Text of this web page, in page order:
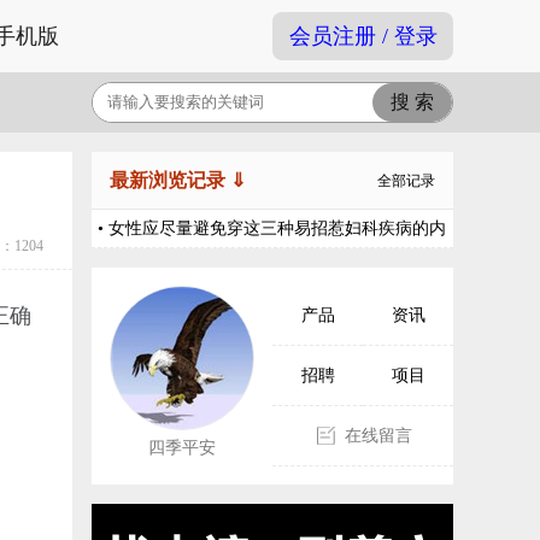
机版 会员注册 / 登录
1204
确
最新浏览记录 ⇓ 全部记录
• 女性应尽量避免穿这三种易招惹妇科疾病的内
四季平安
产品 资讯
招聘 项目
在线留言